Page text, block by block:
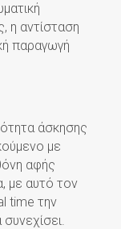
η αντίσταση
παραγωγή
άσκησης
με
αφής
με αυτό τον
time την